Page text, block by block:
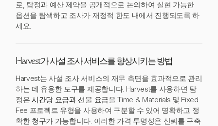
로, 탐정과 예산 제약을 공개적으로 논의하여 실현 가능한
옵션을 탐색하고 조사가 재정적 한도 내에서 진행되도록 하
세요.
Harvest가 사설 조사 서비스를 향상시키는 방법
Harvest는 사설 조사 서비스의 재무 측면을 효과적으로 관리
하는 데 유용한 도구를 제공합니다. Harvest를 사용하면 탐
정은시간당 요금과 선불 요금을 Time & Materials 및 Fixed
Fee 프로젝트 유형을 사용하여 구분할 수 있어 명확하고 정
확한 청구가 가능합니다. 이러한 가격 투명성은 신뢰를 구축